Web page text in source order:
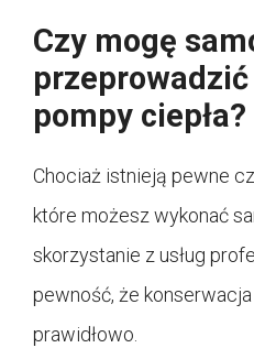
Czy mogę
pompy ciepła?
Chociaż istnieją pewne
które możesz wykonać
skorzystanie z usług
pewność, że
prawidłowo.